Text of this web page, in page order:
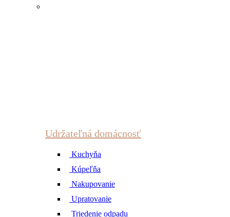
Udržateľná domácnosť
Kuchyňa
Kúpeľňa
Nakupovanie
Upratovanie
Triedenie odpadu